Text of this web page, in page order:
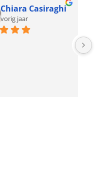
Chiara Casiraghi
vorig jaar